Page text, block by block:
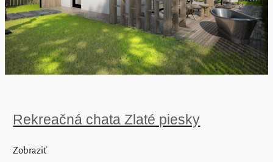
Rekreačná chata Zlaté piesky
Zobraziť